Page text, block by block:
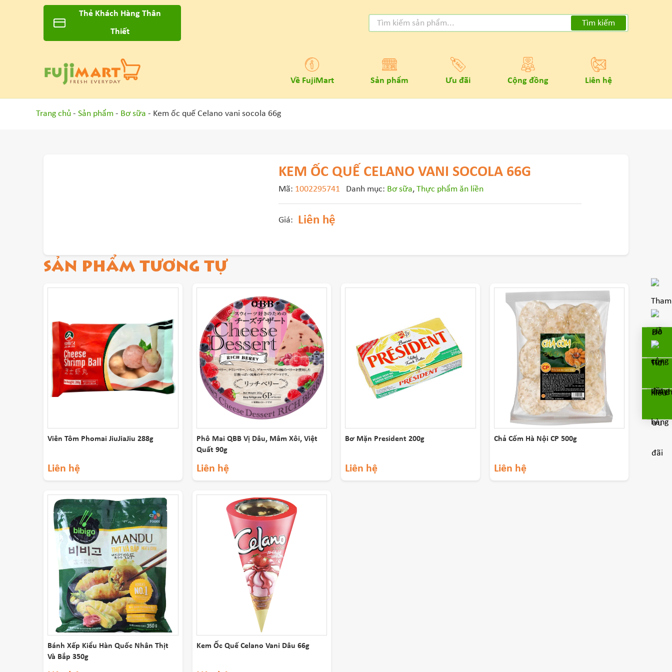
Thẻ Khách Hàng Thân
Thiết
Tìm kiếm
Về FujiMart Sản phẩm Ưu đãi Cộng đồng Liên hệ
Trang chủ - Sản phẩm - Bơ sữa - Kem ốc quế Celano vani socola 66g
KEM ỐC QUẾ CELANO VANI SOCOLA 66G
Mã: 1002295741 Danh mục: Bơ sữa, Thực phẩm ăn liền
Giá: Liên hệ
SẢN PHẨM TƯƠNG TỰ
Viên Tôm Phomai JiuJiaJiu 288g
Liên hệ
Phô Mai QBB Vị Dâu, Mâm Xôi, Việt
Quất 90g
Liên hệ
Bơ Mặn President 200g
Liên hệ
Chả Cốm Hà Nội CP 500g
Liên hệ
Bánh Xếp Kiểu Hàn Quốc Nhân Thịt
Và Bắp 350g
Kem Ốc Quế Celano Vani Dâu 66g